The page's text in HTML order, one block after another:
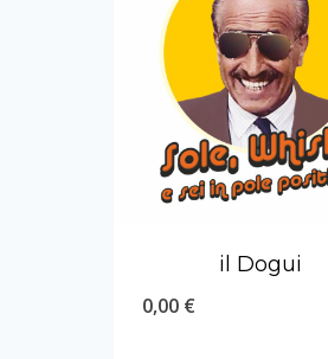
il Dogui
0,00 €